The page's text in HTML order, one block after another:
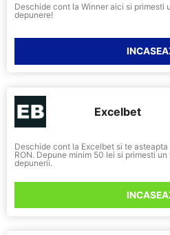
Deschide cont la Winner aici si primesti
depunere!
Excelbet
Deschide cont la Excelbet si te
RON. Depune minim 50 lei si primesti
depunerii.